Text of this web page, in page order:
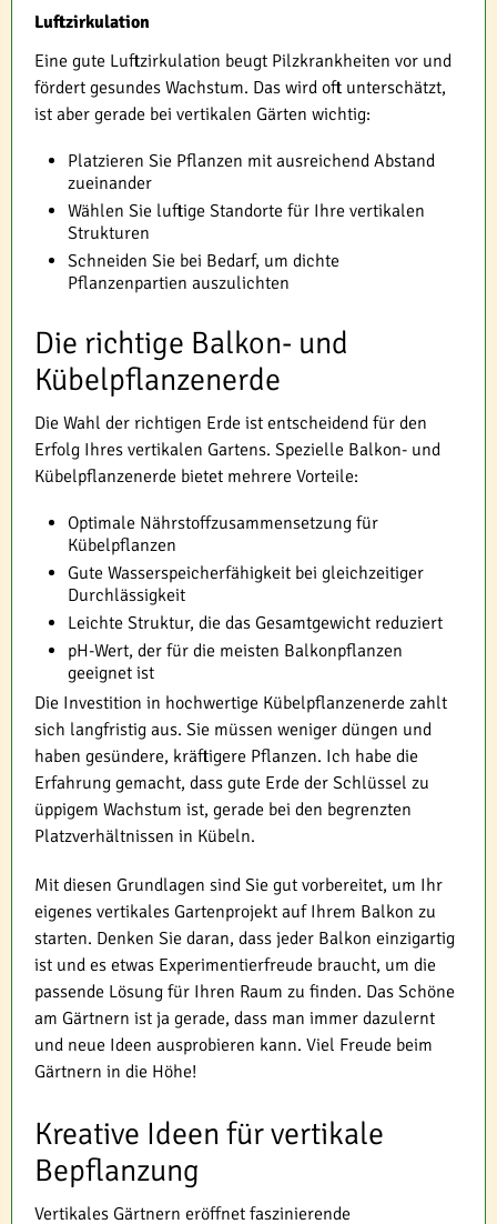
Luftzirkulation
Eine gute Luftzirkulation beugt Pilzkrankheiten vor und
fördert gesundes Wachstum. Das wird oft unterschätzt,
ist aber gerade bei vertikalen Gärten wichtig:
Platzieren Sie Pflanzen mit ausreichend Abstand
zueinander
Wählen Sie luftige Standorte für Ihre vertikalen
Strukturen
Schneiden Sie bei Bedarf, um dichte
Pflanzenpartien auszulichten
Die richtige Balkon- und
Kübelpflanzenerde
Die Wahl der richtigen Erde ist entscheidend für den
Erfolg Ihres vertikalen Gartens. Spezielle Balkon- und
Kübelpflanzenerde bietet mehrere Vorteile:
Optimale Nährstoffzusammensetzung für
Kübelpflanzen
Gute Wasserspeicherfähigkeit bei gleichzeitiger
Durchlässigkeit
Leichte Struktur, die das Gesamtgewicht reduziert
pH-Wert, der für die meisten Balkonpflanzen
geeignet ist
Die Investition in hochwertige Kübelpflanzenerde zahlt
sich langfristig aus. Sie müssen weniger düngen und
haben gesündere, kräftigere Pflanzen. Ich habe die
Erfahrung gemacht, dass gute Erde der Schlüssel zu
üppigem Wachstum ist, gerade bei den begrenzten
Platzverhältnissen in Kübeln.
Mit diesen Grundlagen sind Sie gut vorbereitet, um Ihr
eigenes vertikales Gartenprojekt auf Ihrem Balkon zu
starten. Denken Sie daran, dass jeder Balkon einzigartig
ist und es etwas Experimentierfreude braucht, um die
passende Lösung für Ihren Raum zu finden. Das Schöne
am Gärtnern ist ja gerade, dass man immer dazulernt
und neue Ideen ausprobieren kann. Viel Freude beim
Gärtnern in die Höhe!
Kreative Ideen für vertikale
Bepflanzung
Vertikales Gärtnern eröffnet faszinierende